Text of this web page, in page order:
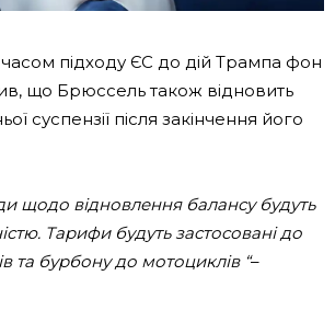
підходу ЄС до дій Трампа фон
що Брюссель також відновить
суспензії після закінчення його
щодо відновлення балансу будуть
Тарифи будуть застосовані до
та бурбону до мотоциклів “–